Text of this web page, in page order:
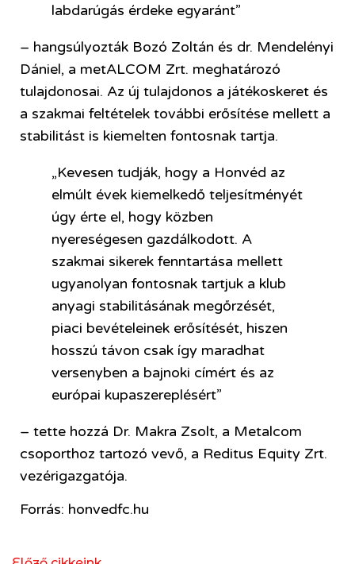
labdarúgás érdeke egyaránt”
– hangsúlyozták Bozó Zoltán és dr. Mendelényi
Dániel, a metALCOM Zrt. meghatározó
tulajdonosai. Az új tulajdonos a játékoskeret és
a szakmai feltételek további erősítése mellett a
stabilitást is kiemelten fontosnak tartja.
„Kevesen tudják, hogy a Honvéd az
elmúlt évek kiemelkedő teljesítményét
úgy érte el, hogy közben
nyereségesen gazdálkodott. A
szakmai sikerek fenntartása mellett
ugyanolyan fontosnak tartjuk a klub
anyagi stabilitásának megőrzését,
piaci bevételeinek erősítését, hiszen
hosszú távon csak így maradhat
versenyben a bajnoki címért és az
európai kupaszereplésért”
– tette hozzá Dr. Makra Zsolt, a Metalcom
csoporthoz tartozó vevő, a Reditus Equity Zrt.
vezérigazgatója.
Forrás: honvedfc.hu